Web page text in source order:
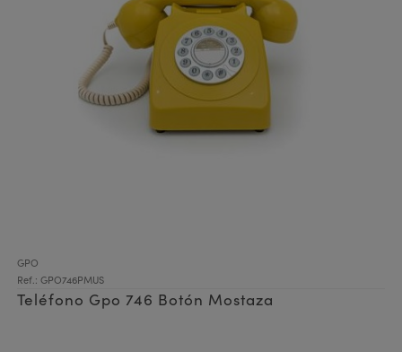
GPO
Ref.: GPO746PMUS
Teléfono Gpo 746 Botón Mostaza